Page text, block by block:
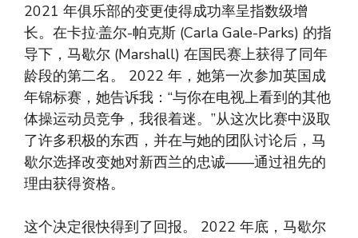
2021 年俱乐部的变更使得成功率呈指数级增
长。在卡拉·盖尔-帕克斯 (Carla Gale-Parks) 的指
导下，马歇尔 (Marshall) 在国民赛上获得了同年
龄段的第二名。 2022 年，她第一次参加英国成
年锦标赛，她告诉我：“与你在电视上看到的其他
体操运动员竞争，我很着迷。”从这次比赛中汲取
了许多积极的东西，并在与她的团队讨论后，马
歇尔选择改变她对新西兰的忠诚——通过祖先的
理由获得资格。
这个决定很快得到了回报。 2022 年底，马歇尔